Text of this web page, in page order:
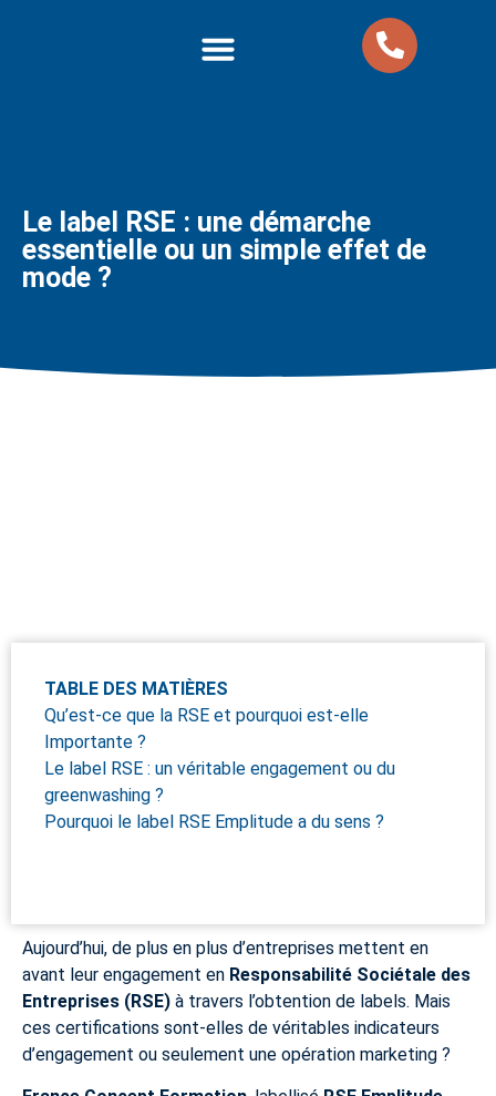
Le label RSE : une démarche
essentielle ou un simple effet de
mode ?
Aujourd’hui, de plus en plus d’entreprises mettent en
avant leur engagement en Responsabilité Sociétale des
Entreprises (RSE) à travers l’obtention de labels. Mais
ces certifications sont-elles de véritables indicateurs
d’engagement ou seulement une opération marketing ?
TABLE DES MATIÈRES
Qu’est-ce que la RSE et pourquoi est-elle
Importante ?
Le label RSE : un véritable engagement ou du
greenwashing ?
Pourquoi le label RSE Emplitude a du sens ?